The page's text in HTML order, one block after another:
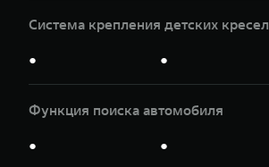
Система крепления детских кресел
● ●
Функция поиска автомобиля
● ●